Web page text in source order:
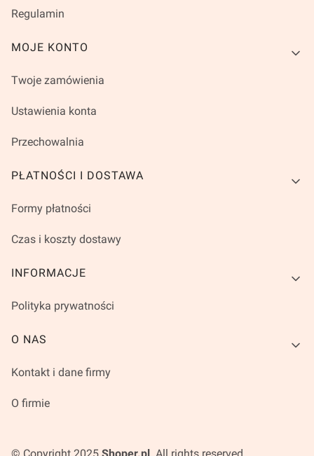
Regulamin
MOJE KONTO
Twoje zamówienia
Ustawienia konta
Przechowalnia
PŁATNOŚCI I DOSTAWA
Formy płatności
Czas i koszty dostawy
INFORMACJE
Polityka prywatności
O NAS
Kontakt i dane firmy
O firmie